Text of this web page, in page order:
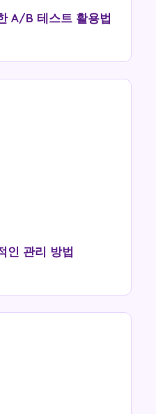
A/B 테스트 활용법
인 관리 방법